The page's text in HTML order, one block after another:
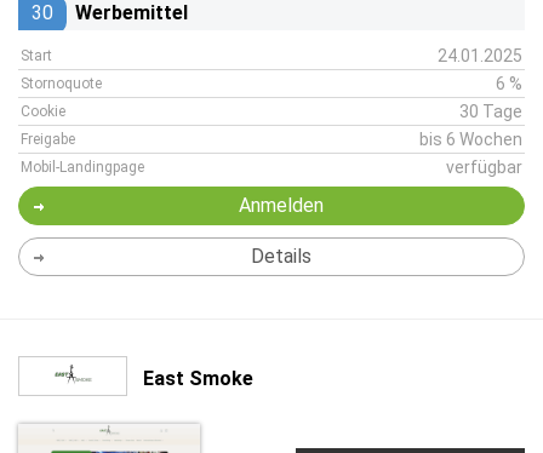
30 Werbemittel
Start 24.01.2025
Stornoquote 6 %
Cookie 30 Tage
Freigabe bis 6 Wochen
Mobil-Landingpage verfügbar
Anmelden
Details
East Smoke